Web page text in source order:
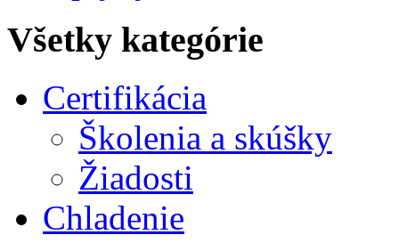
Všetky kategórie
Certifikácia
Školenia a skúšky
Žiadosti
Chladenie